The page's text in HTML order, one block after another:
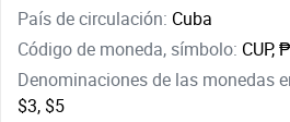
País de circulación: Cuba
Código de moneda, símbolo: CUP, ₱
Denominaciones de las monedas
$3, $5